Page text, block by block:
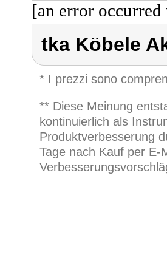
[an error
tka Köbele
* I prezzi sono
** Diese Meinung
kontinuierlich als
Produktverbesserung
Tage nach Kauf per E-